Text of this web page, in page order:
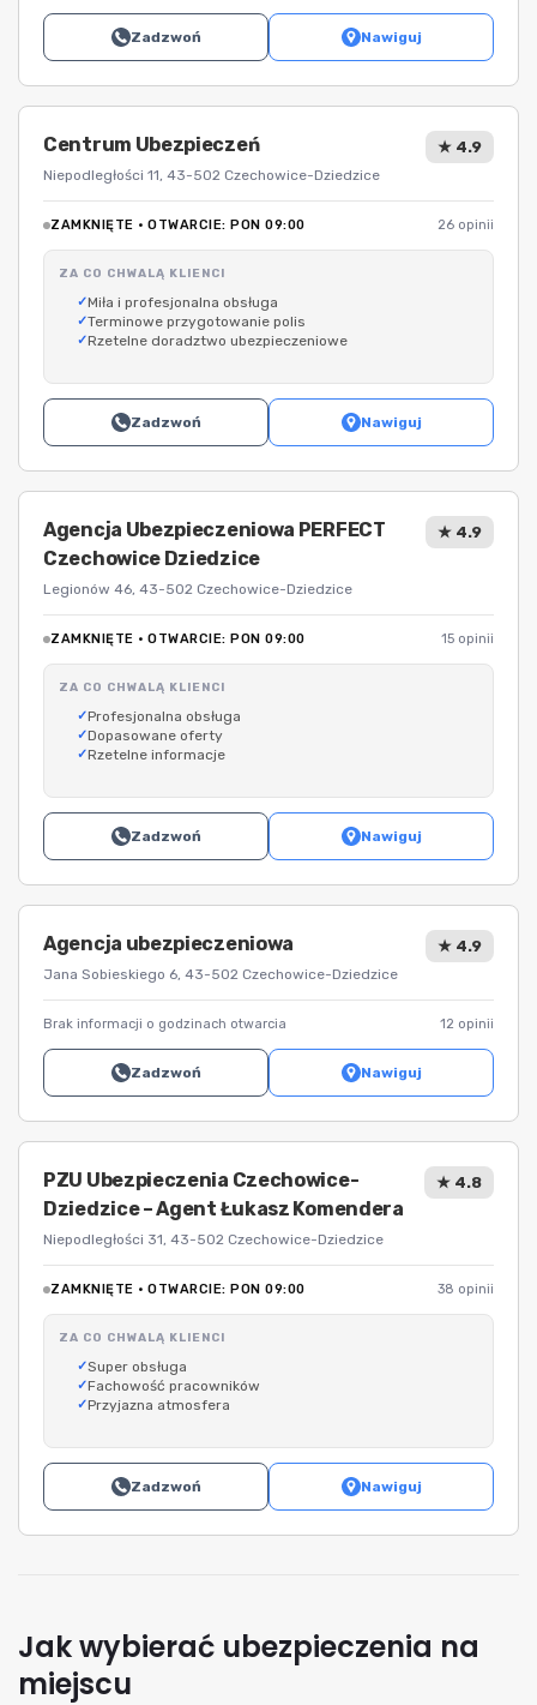
Zadzwoń Nawiguj
Centrum Ubezpieczeń
Niepodległości 11, 43-502 Czechowice-Dziedzice
★ 4.9
ZAMKNIĘTE · OTWARCIE: PON 09:00 26 opinii
ZA CO CHWALĄ KLIENCI
Miła i profesjonalna obsługa
Terminowe przygotowanie polis
Rzetelne doradztwo ubezpieczeniowe
Zadzwoń Nawiguj
Agencja Ubezpieczeniowa PERFECT
Czechowice Dziedzice
Legionów 46, 43-502 Czechowice-Dziedzice
★ 4.9
ZAMKNIĘTE · OTWARCIE: PON 09:00 15 opinii
ZA CO CHWALĄ KLIENCI
Profesjonalna obsługa
Dopasowane oferty
Rzetelne informacje
Zadzwoń Nawiguj
Agencja ubezpieczeniowa
Jana Sobieskiego 6, 43-502 Czechowice-Dziedzice
★ 4.9
Brak informacji o godzinach otwarcia 12 opinii
Zadzwoń Nawiguj
PZU Ubezpieczenia Czechowice-
Dziedzice – Agent Łukasz Komendera
Niepodległości 31, 43-502 Czechowice-Dziedzice
★ 4.8
ZAMKNIĘTE · OTWARCIE: PON 09:00 38 opinii
ZA CO CHWALĄ KLIENCI
Super obsługa
Fachowość pracowników
Przyjazna atmosfera
Zadzwoń Nawiguj
Jak wybierać ubezpieczenia na
miejscu